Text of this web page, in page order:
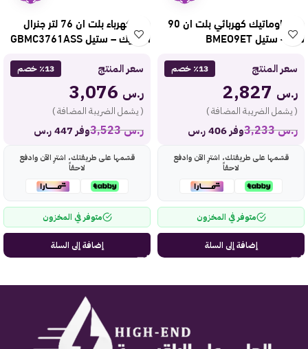
فرن باوماتيك كهربائي بلت ان 90
سم – ستيل BMEO9ET
سعر المنتج ٪13 خصم
ر.س
( يشمل الضريبة المضافة )
ر.س3,233 وفر 406 ر.س
قسّمها على طريقتك، اشترِ الآن وادفع
لاحقاً
متوفر في المخزون
إضافة إلى السلة
فرن كهرباء بلت ان 76 لتر جنرال
الكتريك – ستيل GBMC3761ASS
سعر المنتج ٪13 خصم
ر.س
( يشمل الضريبة المضافة )
ر.س3,523 وفر 447 ر.س
قسّمها على طريقتك، اشترِ الآن وادفع
لاحقاً
متوفر في المخزون
إضافة إلى السلة